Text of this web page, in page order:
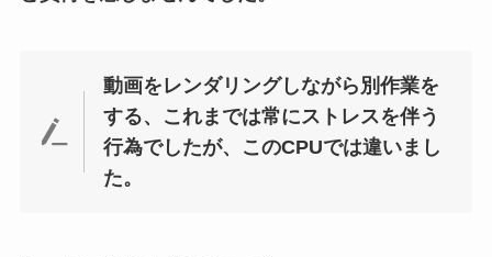
動画をレンダリングしながら別作業を
する、これまでは常にストレスを伴う
行為でしたが、このCPUでは違いまし
た。